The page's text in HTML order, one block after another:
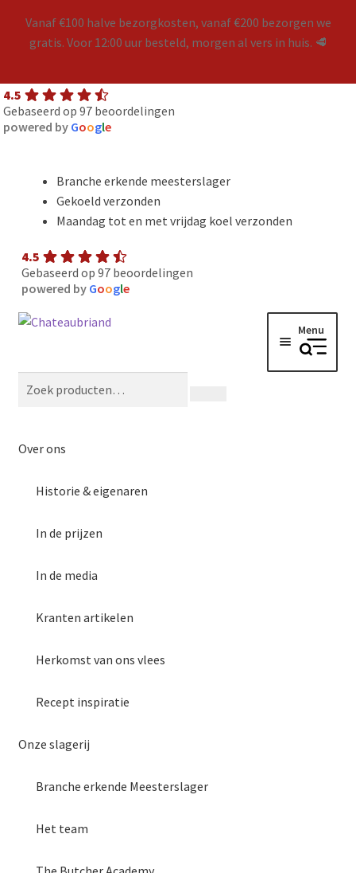
Vanaf €100 halve bezorgkosten, vanaf €200 bezorgen we
gratis. Voor 12:00 uur besteld, morgen al vers in huis. 🥩
4.5
Gebaseerd op 97 beoordelingen
powered by Google
Branche erkende meesterslager
Gekoeld verzonden
Maandag tot en met vrijdag koel verzonden
4.5
Gebaseerd op 97 beoordelingen
powered by Google
Ga
Ga
Menu
Webwinkel
Over ons
Historie & eigenaren
In de prijzen
In de media
Kranten artikelen
Herkomst van ons vlees
Recept inspiratie
Onze slagerij
Branche erkende Meesterslager
Het team